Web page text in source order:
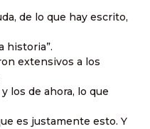
de lo que hay escrito,
historia”.
extensivos a los
los de ahora, lo que
es justamente esto. Y